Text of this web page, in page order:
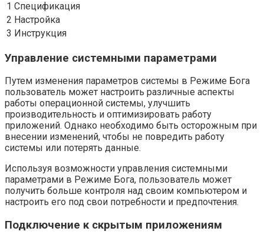
1 Спецификация
2 Настройка
3 Инструкция
Управление системными параметрами
Путем изменения параметров системы в Режиме Бога
пользователь может настроить различные аспекты
работы операционной системы, улучшить
производительность и оптимизировать работу
приложений. Однако необходимо быть осторожным при
внесении изменений, чтобы не повредить работу
системы или потерять данные.
Используя возможности управления системными
параметрами в Режиме Бога, пользователь может
получить больше контроля над своим компьютером и
настроить его под свои потребности и предпочтения.
Подключение к скрытым приложениям